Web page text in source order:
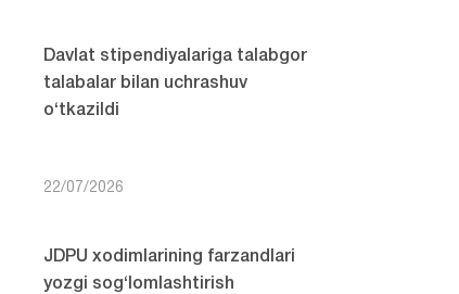
Davlat stipendiyalariga talabgor
talabalar bilan uchrashuv
o‘tkazildi
22/07/2026
JDPU xodimlarining farzandlari
yozgi sog‘lomlashtirish